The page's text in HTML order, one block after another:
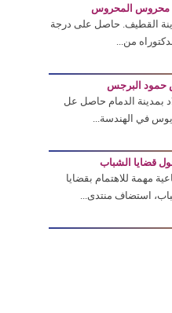
محروس المحروس
القطيف. حاصل على درجة
من...
حمود البرجس
بمدينة الدمام حاصل عل
في الهندسة...
قضايا الشباب
مهمة للاهتمام بقضايا
استضاف منتدى...